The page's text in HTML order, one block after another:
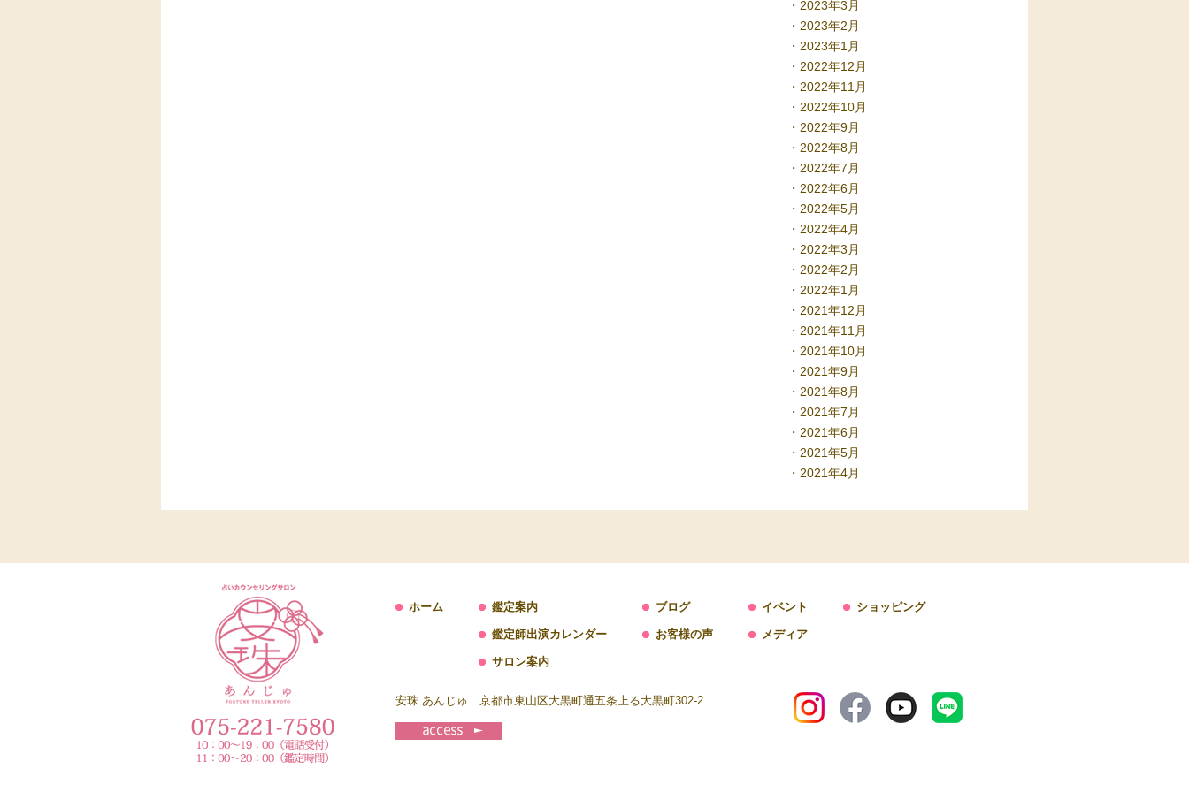
2023年3月
2023年2月
2023年1月
2022年12月
2022年11月
2022年10月
2022年9月
2022年8月
2022年7月
2022年6月
2022年5月
2022年4月
2022年3月
2022年2月
2022年1月
2021年12月
2021年11月
2021年10月
2021年9月
2021年8月
2021年7月
2021年6月
2021年5月
2021年4月
ホーム 鑑定案内
鑑定師出演カレンダー
サロン案内
ブログ
お客様の声
イベント
メディア
ショッピング
安珠 あんじゅ 京都市東山区大黒町通五条上る大黒町302-2